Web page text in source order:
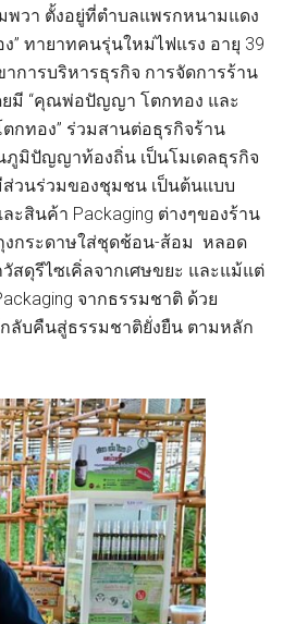
วา ตั้งอยู่ที่ตำบลแพรกหนามแดง
ทายาทคนรุ่นใหม่ไฟแรง อายุ 39
การบริหารธุรกิจ การจัดการร้าน
ยมี “คุณพ่อปัญญา โตกทอง และ
กทอง” ร่วมสานต่อธุรกิจร้าน
ภูมิปัญญาท้องถิ่น เป็นโมเดลธุรกิจ
ส่วนร่วมของชุมชน เป็นต้นแบบ
สินค้า Packaging ต่างๆของร้าน
งกระดาษใส่ชุดช้อน-ส้อม หลอด
สดุรีไซเคิ่ลจากเศษขยะ และแม้แต่
จากธรรมชาติ ด้วย
ลับคืนสู่ธรรมชาติยั่งยืน ตามหลัก